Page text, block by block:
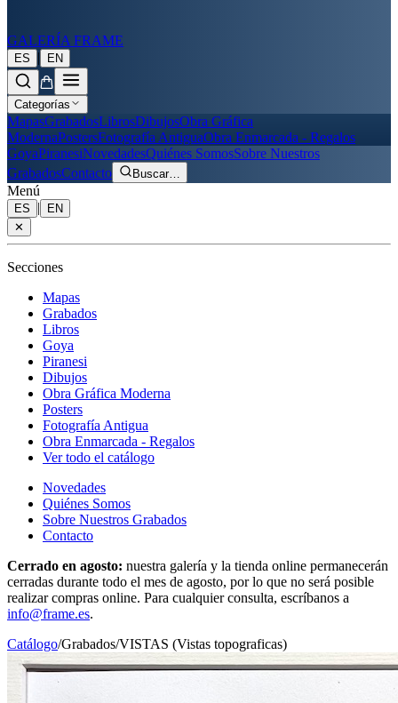
GALERÍA FRAME
ES | EN
Categorías
MapasGrabadosLibrosDibujosObra Gráfica
ModernaPostersFotografía AntiguaObra Enmarcada - Regalos
GoyaPiranesiNovedadesQuiénes SomosSobre Nuestros
GrabadosContacto Buscar…
Menú
ES |
EN
✕
Secciones
Mapas
Grabados
Libros
Goya
Piranesi
Dibujos
Obra Gráfica Moderna
Posters
Fotografía Antigua
Obra Enmarcada - Regalos
Ver todo el catálogo
Novedades
Quiénes Somos
Sobre Nuestros Grabados
Contacto
Cerrado en agosto: nuestra galería y la tienda online permanecerán
cerradas durante todo el mes de agosto, por lo que no será posible
realizar compras online. Para cualquier consulta, escríbanos a
info@frame.es.
Catálogo/Grabados/VISTAS (Vistas topograficas)